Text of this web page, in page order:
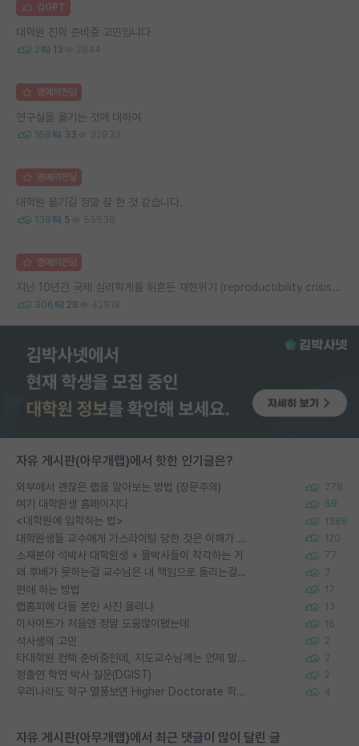
김GPT
대학원 진학 준비중 고민입니다
2 13 2844
명예의전당
연구실을 옮기는 것에 대하여
168 33 32933
명예의전당
대학원 옮기길 정말 잘 한 것 같습니다.
139 5 55538
명예의전당
지난 10년간 국제 심리학계를 뒤흔든 재현위기 (reproductibility crisis) 요약 (1편)
306 28 42918
자유 게시판(아무개랩)에서 핫한 인기글은?
외부에서 괜찮은 랩을 알아보는 방법 (장문주의) 278
여기 대학원생 홈페이지다 59
<대학원에 입학하는 법> 1388
대학원생들 교수에게 가스라이팅 당한 것은 이해가 갑니다. 안타깝네요. 120
소재분야 석박사 대학원생 + 물박사들이 착각하는 거 77
왜 후배가 못하는걸 교수님은 내 책임으로 돌리는걸까요? 7
편애 하는 방법 17
랩홈피에 다들 본인 사진 올리냐 13
이사이트가 처음엔 정말 도움많이됐는데 16
석사생의 고민 2
타대학원 컨텍 준비중인데, 지도교수님께는 언제 말씀드려야 할까요? 2
정출연 학연 박사 질문(DGIST) 2
우리나라도 학구 열풍보면 Higher Doctorate 학위가 필요하다고 봅니다. 4
자유 게시판(아무개랩)에서 최근 댓글이 많이 달린 글